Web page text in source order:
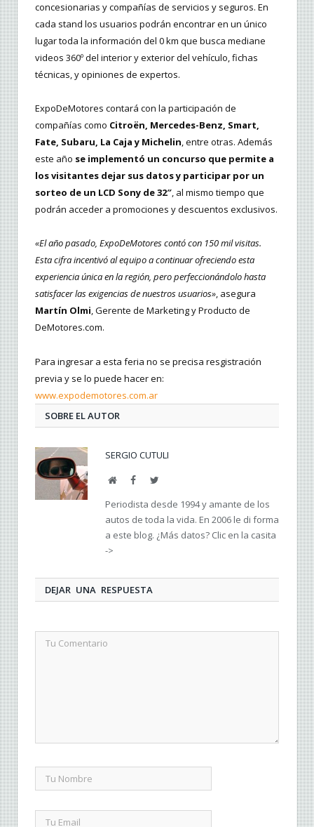
concesionarias y compañías de servicios y seguros. En
cada stand los usuarios podrán encontrar en un único
lugar toda la información del 0 km que busca mediane
videos 360º del interior y exterior del vehículo, fichas
técnicas, y opiniones de expertos.
ExpoDeMotores contará con la participación de
compañías como Citroën, Mercedes-Benz, Smart,
Fate, Subaru, La Caja y Michelin, entre otras. Además
este año se implementó un concurso que permite a
los visitantes dejar sus datos y participar por un
sorteo de un LCD Sony de 32″, al mismo tiempo que
podrán acceder a promociones y descuentos exclusivos.
«El año pasado, ExpoDeMotores contó con 150 mil visitas.
Esta cifra incentivó al equipo a continuar ofreciendo esta
experiencia única en la región, pero perfeccionándolo hasta
satisfacer las exigencias de nuestros usuarios», asegura
Martín Olmi, Gerente de Marketing y Producto de
DeMotores.com.
Para ingresar a esta feria no se precisa resgistración
previa y se lo puede hacer en:
www.expodemotores.com.ar
SOBRE EL AUTOR
SERGIO CUTULI
WebFacebookTwitter
Periodista desde 1994 y amante de los
autos de toda la vida. En 2006 le di forma
a este blog. ¿Más datos? Clic en la casita
->
DEJAR UNA RESPUESTA